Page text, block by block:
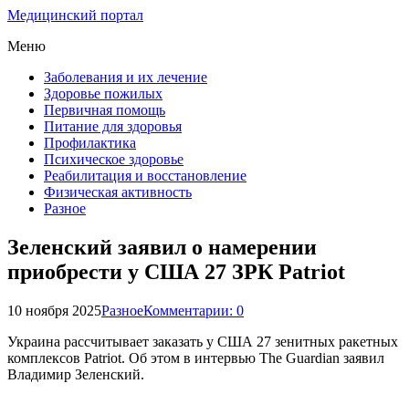
Медицинский портал
Меню
Заболевания и их лечение
Здоровье пожилых
Первичная помощь
Питание для здоровья
Профилактика
Психическое здоровье
Реабилитация и восстановление
Физическая активность
Разное
Зеленский заявил о намерении
приобрести у США 27 ЗРК Patriot
10 ноября 2025РазноеКомментарии: 0
Украина рассчитывает заказать у США 27 зенитных ракетных
комплексов Patriot. Об этом в интервью The Guardian заявил
Владимир Зеленский.